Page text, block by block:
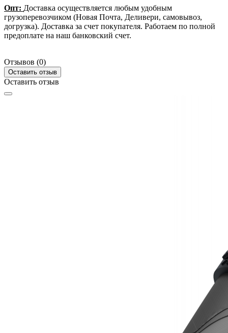
Опт: Доставка осуществляется любым удобным
грузоперевозчиком (Новая Почта, Деливери, самовывоз,
догрузка). Доставка за счет покупателя. Работаем по полной
предоплате на наш банковский счет.
Отзывов (0)
Оставить отзыв
Оставить отзыв